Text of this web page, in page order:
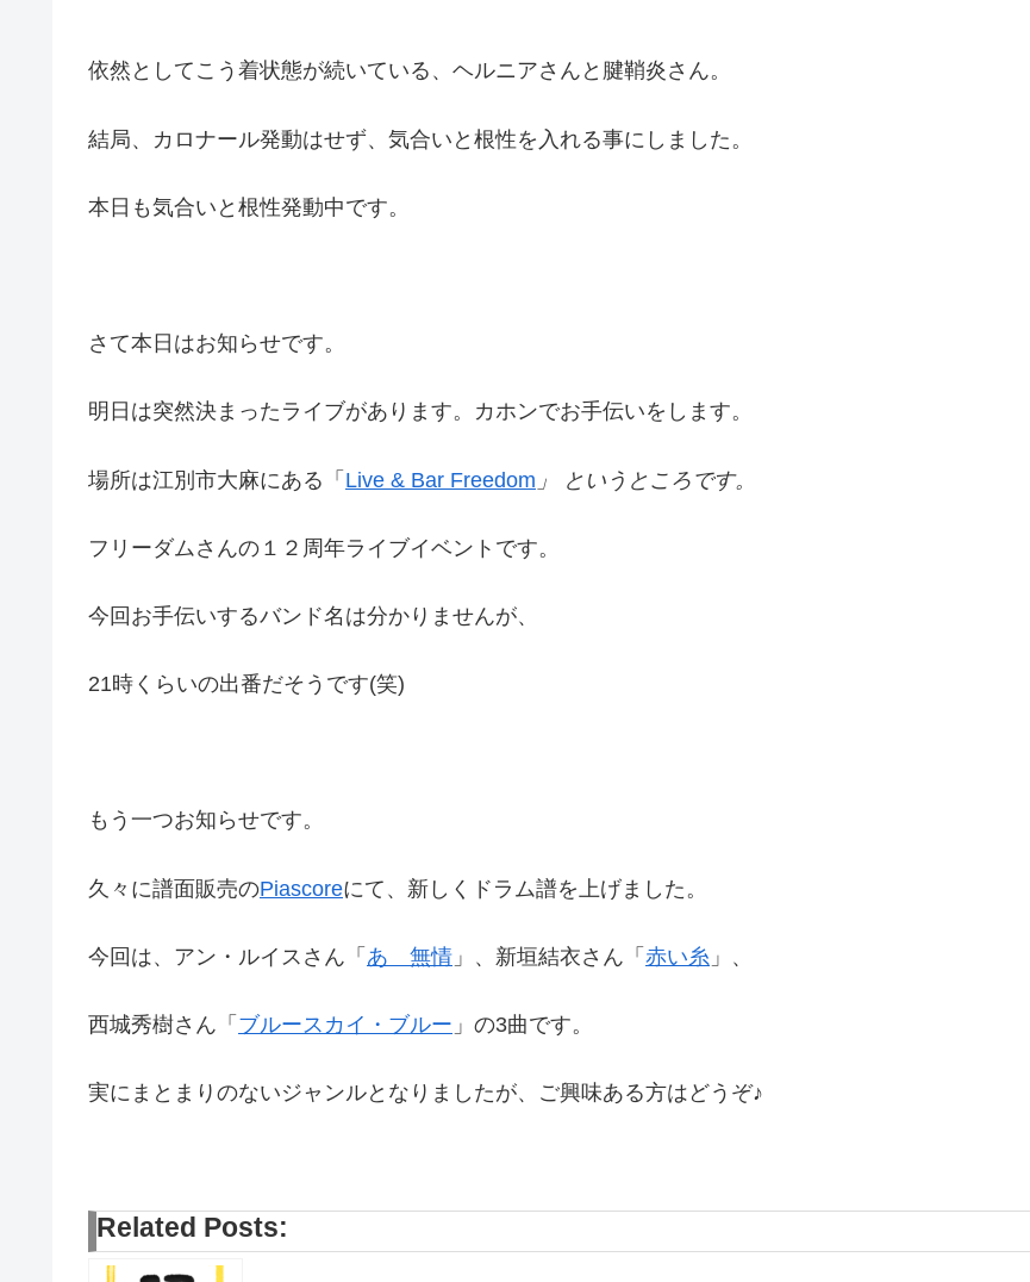
依然としてこう着状態が続いている、ヘルニアさんと腱鞘炎さん。
結局、カロナール発動はせず、気合いと根性を入れる事にしました。
本日も気合いと根性発動中です。
さて本日はお知らせです。
明日は突然決まったライブがあります。カホンでお手伝いをします。
場所は江別市大麻にある「 Live & Bar Freedom 」 というところです。
フリーダムさんの１２周年ライブイベントです。
今回お手伝いするバンド名は分かりませんが、
21時くらいの出番だそうです(笑)
もう一つお知らせです。
久々に譜面販売のPiascoreにて、新しくドラム譜を上げました。
今回は、アン・ルイスさん「 あゝ無情 」、新垣結衣さん「 赤い糸 」、
西城秀樹さん「 ブルースカイ・ブルー 」の3曲です。
実にまとまりのないジャンルとなりましたが、ご興味ある方はどうぞ♪
Related Posts: